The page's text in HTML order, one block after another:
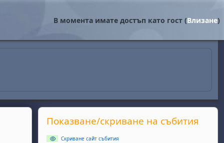
В момента имате достъп като гост (Влизане)
Supplementary blocks
Прескочи Показване/скриване на събития
Показване/скриване на събития
Скриване сайт събития